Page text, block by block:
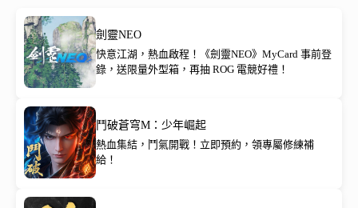
劍靈NEO
快意江湖，熱血啟程！《劍靈NEO》MyCard 事前登
錄，送限量外型箱，再抽 ROG 電競好禮！
鬥破蒼穹M：少年崛起
熱血集結，鬥氣開戰！立即預約，領專屬修練補
給！